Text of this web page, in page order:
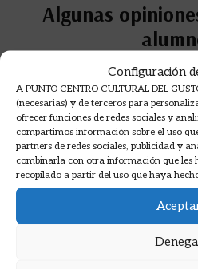
Configuración
A PUNTO CENTRO CULTURAL DEL
(necesarias) y de terceros para
ofrecer funciones de redes sociales y
compartimos información sobre el uso
partners de redes sociales, publicidad y
combinarla con otra información que les
recopilado a partir del uso que haya
Algunas
Opiniones en Google